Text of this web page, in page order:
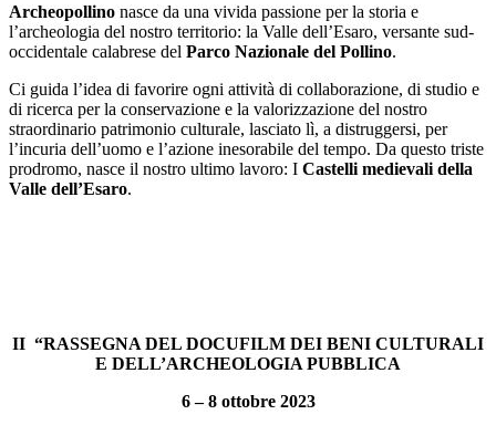
Archeopollino nasce da una vivida passione per la storia e
l’archeologia del nostro territorio: la Valle dell’Esaro, versante sud-
occidentale calabrese del Parco Nazionale del Pollino.
Ci guida l’idea di favorire ogni attività di collaborazione, di studio e
di ricerca per la conservazione e la valorizzazione del nostro
straordinario patrimonio culturale, lasciato lì, a distruggersi, per
l’incuria dell’uomo e l’azione inesorabile del tempo. Da questo triste
prodromo, nasce il nostro ultimo lavoro: I Castelli medievali della
Valle dell’Esaro.
II “RASSEGNA DEL DOCUFILM DEI BENI CULTURALI
E DELL’ARCHEOLOGIA PUBBLICA
6 – 8 ottobre 2023